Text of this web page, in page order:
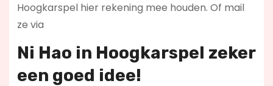
Hoogkarspel hier rekening mee houden. Of mail
ze via
Ni Hao in Hoogkarspel zeker
een goed idee!